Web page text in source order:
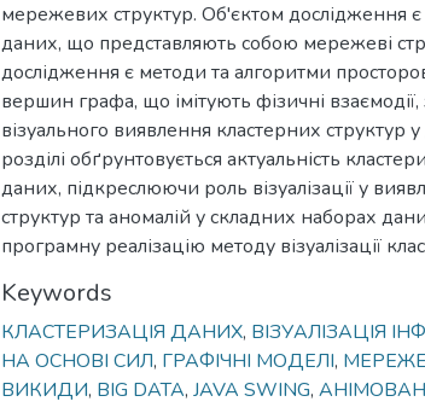
мережевих структур. Об'єктом дослідження є
даних, що представляють собою мережеві
дослідження є методи та алгоритми
вершин графа, що імітують фізичні
візуального виявлення кластерних
розділі обґрунтовується актуальність
даних, підкреслюючи роль візуалізації у
структур та аномалій у складних наборах
програмну реалізацію методу візуалізації
Keywords
КЛАСТЕРИЗАЦІЯ ДАНИХ, ВІЗУАЛІЗАЦІЯ
НА ОСНОВІ СИЛ, ГРАФІЧНІ МОДЕЛІ,
ВИКИДИ, BIG DATA, JAVA SWING,